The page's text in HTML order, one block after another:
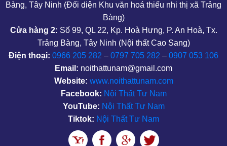
Bàng, Tây Ninh (Đối diện Khu văn hoá thiếu nhi thị xã Trảng
Bàng)
Cửa hàng 2: Số 99, QL 22, Kp. Hoà Hưng, P. An Hoà, Tx.
Trảng Bàng, Tây Ninh (Nội thất Cao Sang)
Điện thoại: 0966 205 282 – 0797 705 282 – 0907 053 106
Email: noithattunam@gmail.com
Website: www.noithattunam.com
Facebook: Nội Thất Tư Nam
YouTube: Nội Thất Tư Nam
Tiktok: Nội Thất Tư Nam